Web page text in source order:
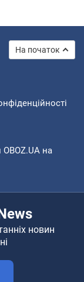
На початок
на
новин